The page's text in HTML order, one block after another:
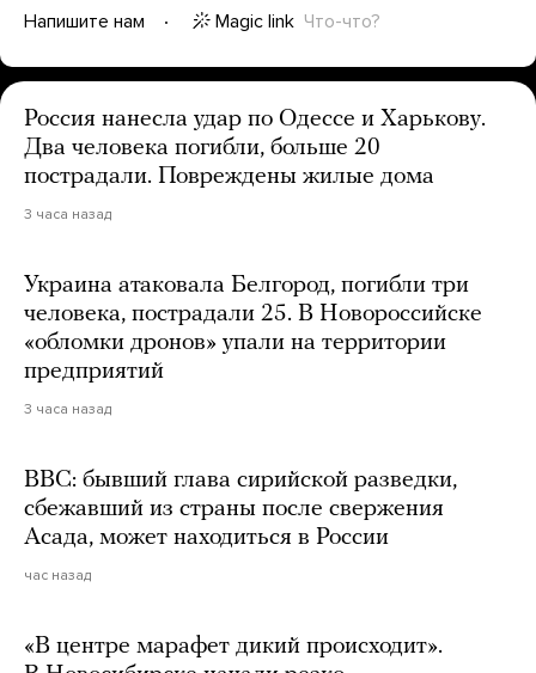
Напишите нам
Magic link Что-что?
Россия нанесла удар по Одессе и Харькову.
Два человека погибли, больше 20
пострадали. Повреждены жилые дома
3 часа назад
Украина атаковала Белгород, погибли три
человека, пострадали 25. В Новороссийске
«обломки дронов» упали на территории
предприятий
3 часа назад
BBC: бывший глава сирийской разведки,
сбежавший из страны после свержения
Асада, может находиться в России
час назад
«В центре марафет дикий происходит».